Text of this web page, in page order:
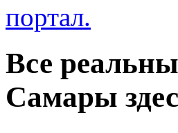
Все
Самары